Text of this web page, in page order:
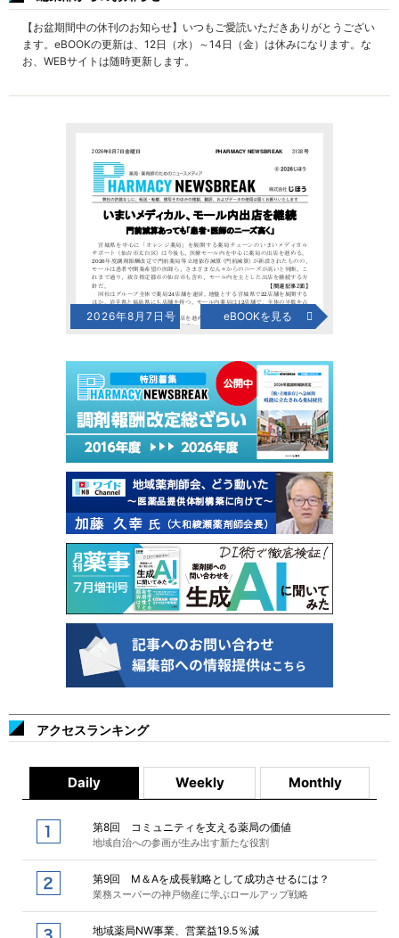
【お盆期間中の休刊のお知らせ】いつもご愛読いただきありがとうござい
ます。eBOOKの更新は、12日（水）～14日（金）は休みになります。な
お、WEBサイトは随時更新します。
2026年8月7日号 eBOOKを見る
アクセスランキング
Daily Weekly Monthly
第8回 コミュニティを支える薬局の価値
地域自治への参画が生み出す新たな役割
第9回 M＆Aを成長戦略として成功させるには？
業務スーパーの神戸物産に学ぶロールアップ戦略
地域薬局NW事業、営業益19.5％減